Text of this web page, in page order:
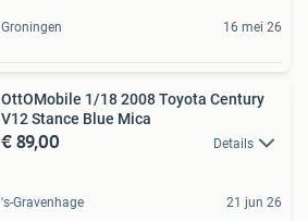
Groningen 16 mei 26
OttOMobile 1/18 2008 Toyota Century
V12 Stance Blue Mica
€ 89,00 Details
's-Gravenhage 21 jun 26